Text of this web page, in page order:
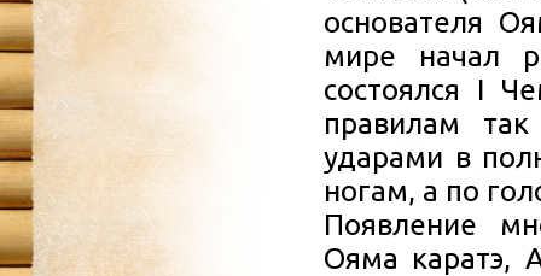
основателя
мире начал
состоялся I
правилам
ударами в
ногам, а по
Появление
Ояма каратэ,